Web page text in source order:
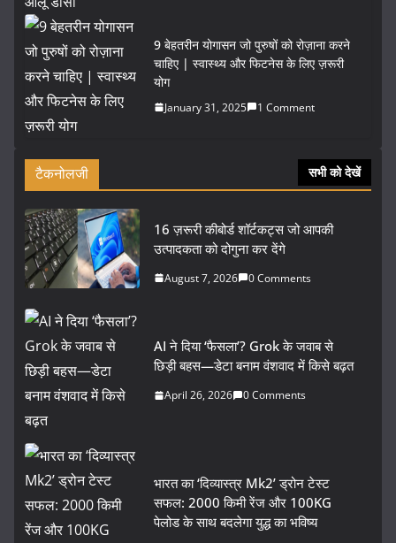
9 बेहतरीन योगासन जो पुरुषों को रोज़ाना करने
चाहिए | स्वास्थ्य और फिटनेस के लिए ज़रूरी
योग
January 31, 2025 1 Comment
टैकनोलजी सभी को देखें
16 ज़रूरी कीबोर्ड शॉर्टकट्स जो आपकी
उत्पादकता को दोगुना कर देंगे
August 7, 2026 0 Comments
AI ने दिया ‘फैसला’? Grok के जवाब से
छिड़ी बहस—डेटा बनाम वंशवाद में किसे बढ़त
April 26, 2026 0 Comments
भारत का ‘दिव्यास्त्र Mk2’ ड्रोन टेस्ट
सफल: 2000 किमी रेंज और 100KG
पेलोड के साथ बदलेगा युद्ध का भविष्य